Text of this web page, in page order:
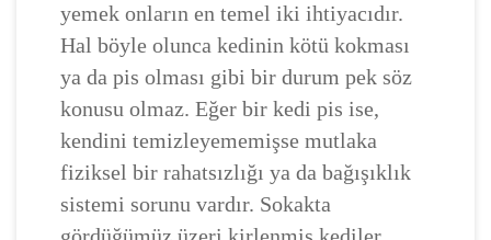
yemek onların en temel iki ihtiyacıdır.
Hal böyle olunca kedinin kötü kokması
ya da pis olması gibi bir durum pek söz
konusu olmaz. Eğer bir kedi pis ise,
kendini temizleyememişse mutlaka
fiziksel bir rahatsızlığı ya da bağışıklık
sistemi sorunu vardır. Sokakta